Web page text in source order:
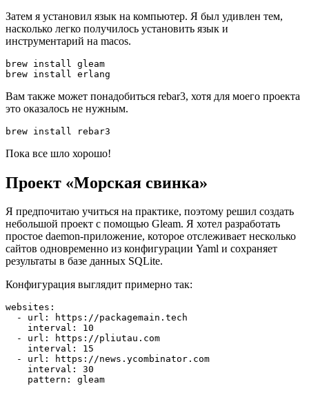
Затем я установил язык на компьютер. Я был удивлен тем,
насколько легко получилось установить язык и
инструментарий на macos.
brew install gleam
brew install erlang
Вам также может понадобиться rebar3, хотя для моего проекта
это оказалось не нужным.
brew install rebar3
Пока все шло хорошо!
Проект «Морская свинка»
Я предпочитаю учиться на практике, поэтому решил создать
небольшой проект с помощью Gleam. Я хотел разработать
простое daemon-приложение, которое отслеживает несколько
сайтов одновременно из конфигурации Yaml и сохраняет
результаты в базе данных SQLite.
Конфигурация выглядит примерно так:
websites:
  - url: https://packagemain.tech
    interval: 10
  - url: https://pliutau.com
    interval: 15
  - url: https://news.ycombinator.com
    interval: 30
    pattern: gleam